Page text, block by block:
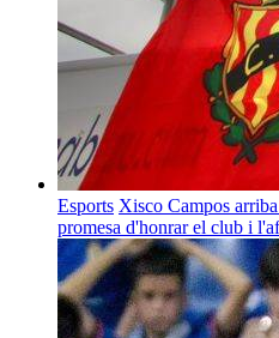
Esports Xisco Campos
promesa d'honrar el club i